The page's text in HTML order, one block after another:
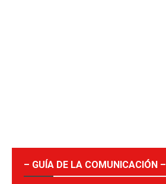
– GUÍA DE LA COMUNICACIÓN –